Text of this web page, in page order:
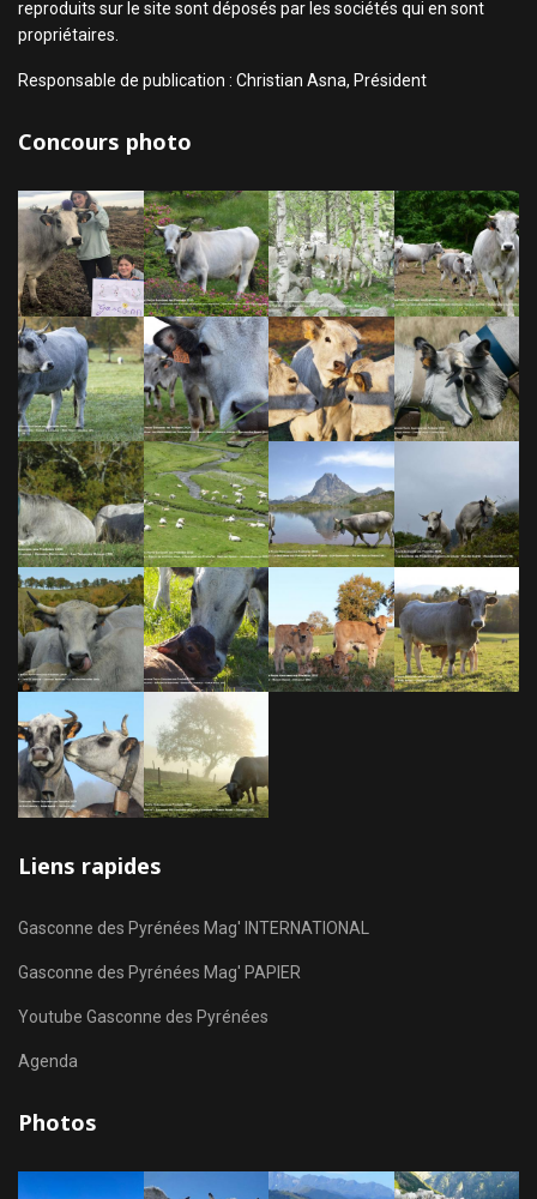
reproduits sur le site sont déposés par les sociétés qui en sont
propriétaires.
Responsable de publication : Christian Asna, Président
Concours photo
Liens rapides
Gasconne des Pyrénées Mag' INTERNATIONAL
Gasconne des Pyrénées Mag' PAPIER
Youtube Gasconne des Pyrénées
Agenda
Photos